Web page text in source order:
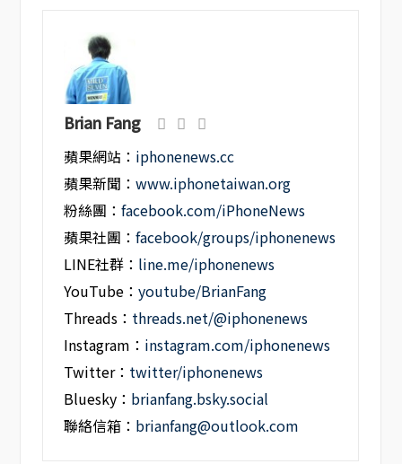
Brian Fang
蘋果網站： iphonenews.cc
蘋果新聞：www.iphonetaiwan.org
粉絲團：facebook.com/iPhoneNews
蘋果社團：facebook/groups/iphonenews
LINE社群： line.me/iphonenews
YouTube：youtube/BrianFang
Threads： threads.net/@iphonenews
Instagram： instagram.com/iphonenews
Twitter： twitter/iphonenews
Bluesky： brianfang.bsky.social
聯絡信箱： brianfang@outlook.com